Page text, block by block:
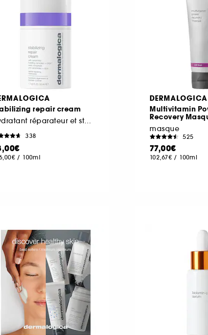
repair cream
Hydratant réparateur et stabilisant anti-rougeurs
338
/ 100ml
DERMALOGICA
Multivitamin
Recovery
masque
525
77,00€
102,67€ / 100ml